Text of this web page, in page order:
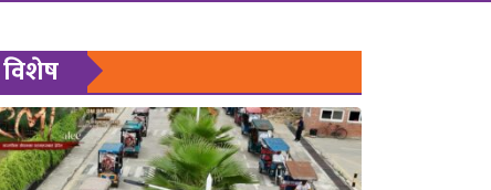
विशेष